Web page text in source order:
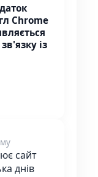
Chrome
із
сайт
днів